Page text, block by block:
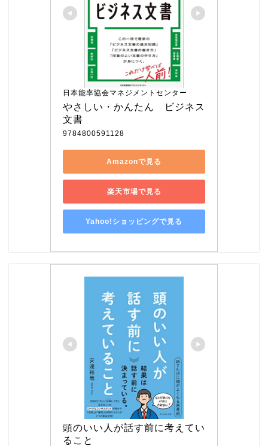
日本能率協会マネジメントセンター
やさしい・かんたん　ビジネス
文書
9784800591128
Amazonで見る
楽天市場で見る
Yahoo!ショッピングで見る
頭のいい人が話す前に考えてい
ること